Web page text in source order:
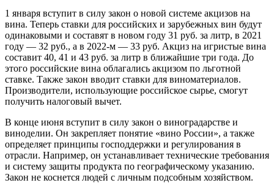
1 января вступит в силу закон о новой системе акцизов на
вина. Теперь ставки для российских и зарубежных вин будут
одинаковыми и составят в новом году 31 руб. за литр, в 2021
году — 32 руб., а в 2022-м — 33 руб. Акциз на игристые вина
составит 40, 41 и 43 руб. за литр в ближайшие три года. До
этого российские вина облагались акцизом по льготной
ставке. Также закон вводит ставки для виноматериалов.
Производители, использующие российское сырье, смогут
получить налоговый вычет.
В конце июня вступит в силу закон о виноградарстве и
виноделии. Он закрепляет понятие «вино России», а также
определяет принципы господдержки и регулирования в
отрасли. Например, он устанавливает технические требования
и систему защиты продукта по географическому указанию.
Закон не коснется людей с личным подсобным хозяйством.